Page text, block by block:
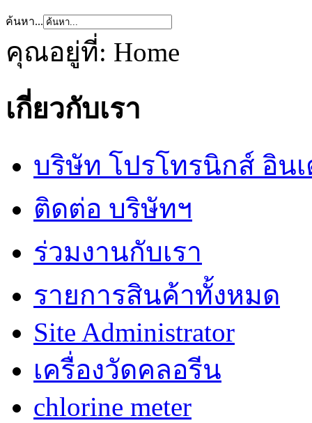
ค้นหา...
คุณอยู่ที่: Home
เกี่ยวกับเรา
บริษัท โปรโทรนิกส์ อิน
ติดต่อ บริษัทฯ
ร่วมงานกับเรา
รายการสินค้าทั้งหมด
Site Administrator
เครื่องวัดคลอรีน
chlorine meter